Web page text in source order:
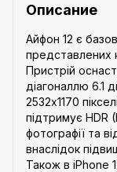
Описание
Айфон 12 є
представлених
Пристрій
діагоналлю 6.1
2532х1170
підтримує HDR
фотографії та
внаслідок
Також в iPhone